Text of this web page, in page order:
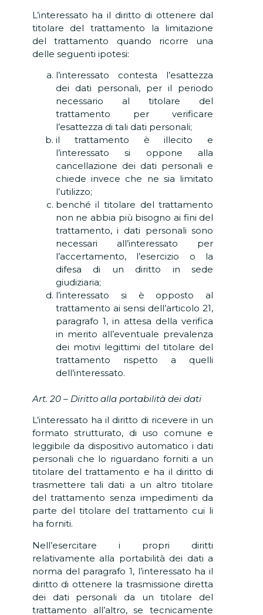
L’interessato ha il diritto di ottenere dal
titolare del trattamento la limitazione
del trattamento quando ricorre una
delle seguenti ipotesi:
l’interessato contesta l’esattezza
dei dati personali, per il periodo
necessario al titolare del
trattamento per verificare
l’esattezza di tali dati personali;
il trattamento è illecito e
l’interessato si oppone alla
cancellazione dei dati personali e
chiede invece che ne sia limitato
l’utilizzo;
benché il titolare del trattamento
non ne abbia più bisogno ai fini del
trattamento, i dati personali sono
necessari all’interessato per
l’accertamento, l’esercizio o la
difesa di un diritto in sede
giudiziaria;
l’interessato si è opposto al
trattamento ai sensi dell’articolo 21,
paragrafo 1, in attesa della verifica
in merito all’eventuale prevalenza
dei motivi legittimi del titolare del
trattamento rispetto a quelli
dell’interessato.
Art. 20 – Diritto alla portabilità dei dati
L’interessato ha il diritto di ricevere in un
formato strutturato, di uso comune e
leggibile da dispositivo automatico i dati
personali che lo riguardano forniti a un
titolare del trattamento e ha il diritto di
trasmettere tali dati a un altro titolare
del trattamento senza impedimenti da
parte del titolare del trattamento cui li
ha forniti.
Nell’esercitare i propri diritti
relativamente alla portabilità dei dati a
norma del paragrafo 1, l’interessato ha il
diritto di ottenere la trasmissione diretta
dei dati personali da un titolare del
trattamento all’altro, se tecnicamente